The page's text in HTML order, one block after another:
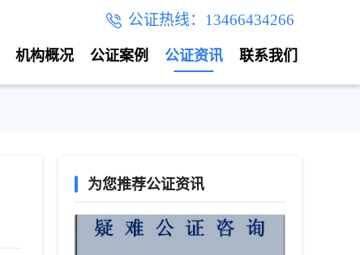
公证热线：13466434266
联系我们
公证资讯
公证案例
机构概况
为您推荐公证资讯